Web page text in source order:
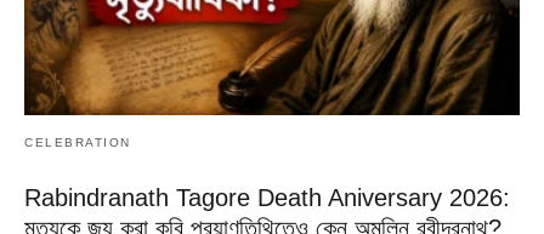
CELEBRATION
Rabindranath Tagore Death Aniversary 2026:
মৃত্যুকে জয় করা কবি প্রয়াণতিথিতেও কেন অমলিন রবীন্দ্রনাথ?